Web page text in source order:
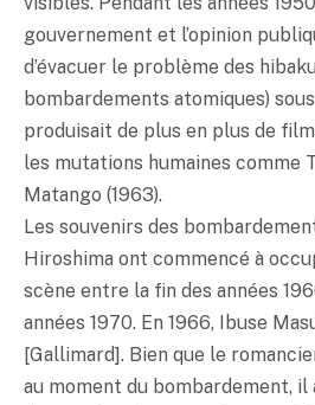
gouvernement et l’opinion
d’évacuer le problème des
bombardements atomiques)
produisait de plus en plus de
les mutations humaines comme
Matango (1963).
Les souvenirs des
Hiroshima ont commencé à
scène entre la fin des années
années 1970. En 1966, Ibuse
[Gallimard]. Bien que le
au moment du bombardement,